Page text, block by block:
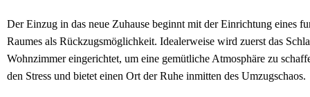
Der Einzug in das neue Zuhause beginnt mit der Einrichtung eines
Raumes als Rückzugsmöglichkeit. Idealerweise wird zuerst das
Wohnzimmer eingerichtet, um eine gemütliche Atmosphäre zu
den Stress und bietet einen Ort der Ruhe inmitten des Umzugschaos.